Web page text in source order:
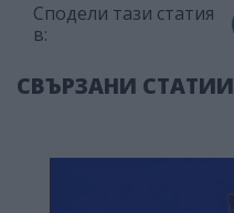
Сподели тази статия
в:
СВЪРЗАНИ СТАТИИ